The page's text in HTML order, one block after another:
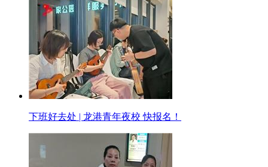
下班好去处 | 龙港青年夜校 快报名！